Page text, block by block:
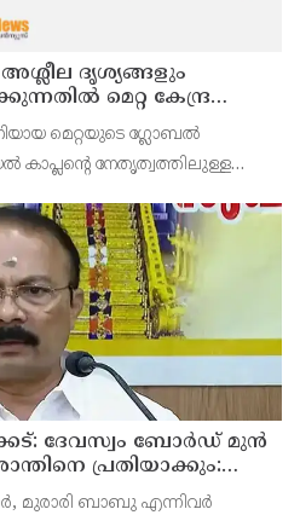
അശ്ലീല ദൃശ്യങ്ങളും
മെറ്റ കേന്ദ്രത്തോട്
മെറ്റയുടെ ഗ്ലോബല്‍
നേതൃത്വത്തിലുള്ള
നല്‍കിയ
ദേവസ്വം ബോര്‍ഡ് മുന്‍
പ്രതിയാക്കും:
മുരാരി ബാബു എന്നിവര്‍